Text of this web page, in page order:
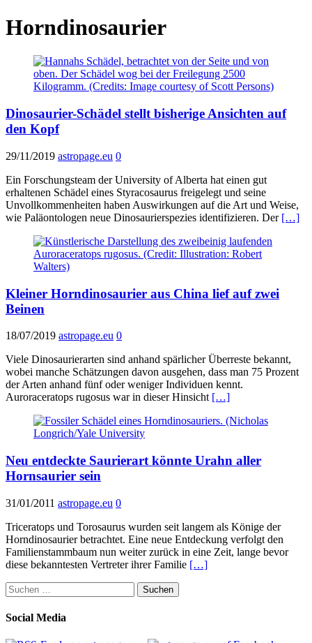
Horndinosaurier
Dinosaurier-Schädel stellt bisherige Ansichten auf
den Kopf
29/11/2019 astropage.eu 0
Ein Forschungsteam der University of Alberta hat einen gut
erhaltenen Schädel eines Styracosaurus freigelegt und seine
Unvollkommenheiten haben Auswirkungen auf die Art und Weise,
wie Paläontologen neue Dinosaurierspezies identifizieren. Der […]
Kleiner Horndinosaurier aus China lief auf zwei
Beinen
18/07/2019 astropage.eu 0
Viele Dinosaurierarten sind anhand spärlicher Überreste bekannt,
wobei manche Schätzungen davon ausgehen, dass man 75 Prozent
der Arten anhand fünf oder weniger Individuen kennt.
Auroraceratops rugosus war in dieser Hinsicht […]
Neu entdeckte Saurierart könnte Urahn aller
Hornsaurier sein
31/01/2011 astropage.eu 0
Triceratops und Torosaurus wurden seit langem als Könige der
Horndinosaurier betrachtet. Eine neue Entdeckung verfolgt den
Familienstammbaum nun weiter zurück in eine Zeit, lange bevor
diese bekanntesten Vertreter ihrer Familie […]
Suchen
nach:
Social Media